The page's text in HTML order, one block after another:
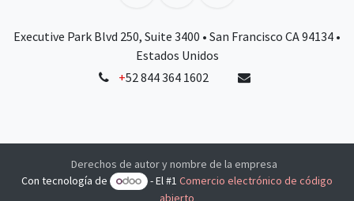
Executive Park Blvd 250, Suite 3400 • San Francisco CA 94134 •
Estados Unidos
+52 844 364 1602
Derechos de autor y nombre de la empresa
Con tecnología de
- El #1Comercio electrónico de código
abierto